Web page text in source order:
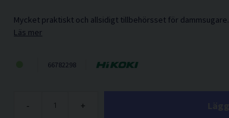
Mycket praktiskt och allsidigt tillbehörsset för dammsugare.
Läs mer
66782298
- +